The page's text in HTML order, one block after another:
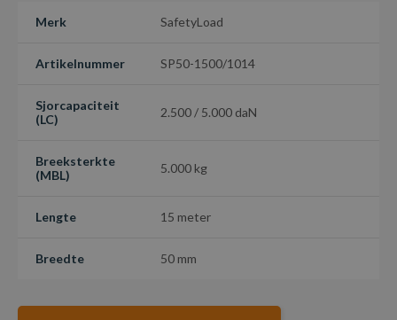
Merk SafetyLoad
Artikelnummer SP50-1500/1014
Sjorcapaciteit
(LC)
2.500 / 5.000 daN
Breeksterkte
(MBL)
5.000 kg
Lengte 15 meter
Breedte 50 mm